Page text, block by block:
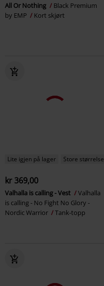
All Or Nothing
Black Premium
by EMP
Kort skjørt
Lite igjen på lager Store størrelser
kr 369,00
Valhalla is calling - Vest
Valhalla
is calling - No Fight No Glory -
Nordic Warrior
Tank-topp